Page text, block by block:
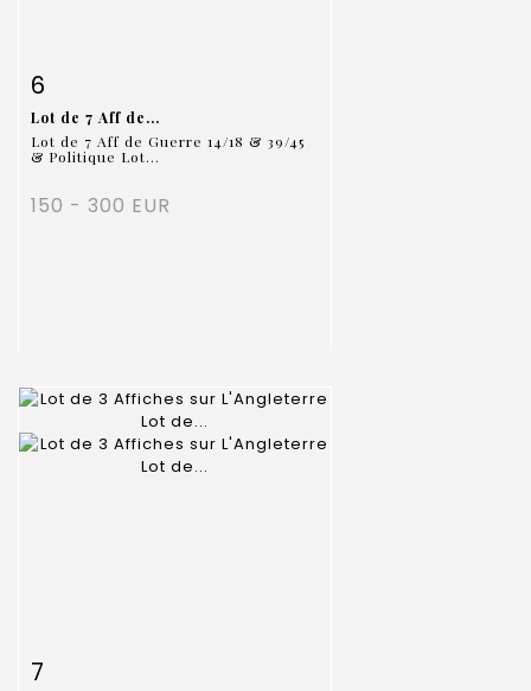
6
Lot de 7 Aff de...
Lot de 7 Aff de Guerre 14/18 & 39/45
& Politique Lot...
150 - 300 EUR
7